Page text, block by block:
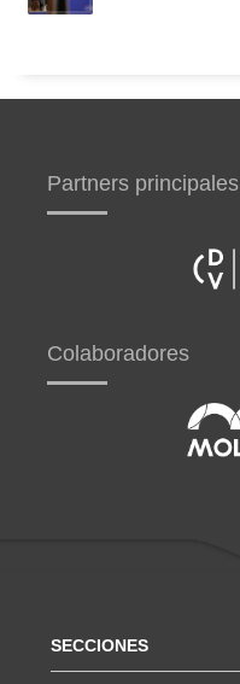
Partners principales
Colaboradores
SECCIONES